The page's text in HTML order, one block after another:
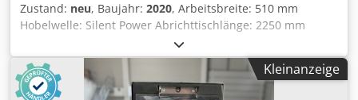
Zustand: neu, Baujahr: 2020, Arbeitsbreite: 510 mm
Hobelwelle: Silent Power Abrichttischlänge: 2250 mm
Dkodpfx Acjzq Db Re Uer Abrichtanschlag Winkel
verstellbar: ja 45° bis 90° maximale Durchlassstärke
Dickenhobel: 250 mm Höhenverstellung Dickentisch:
elektrisch Anzeige der Hobelstärke: Digitalanzeige
Kleinanzeige